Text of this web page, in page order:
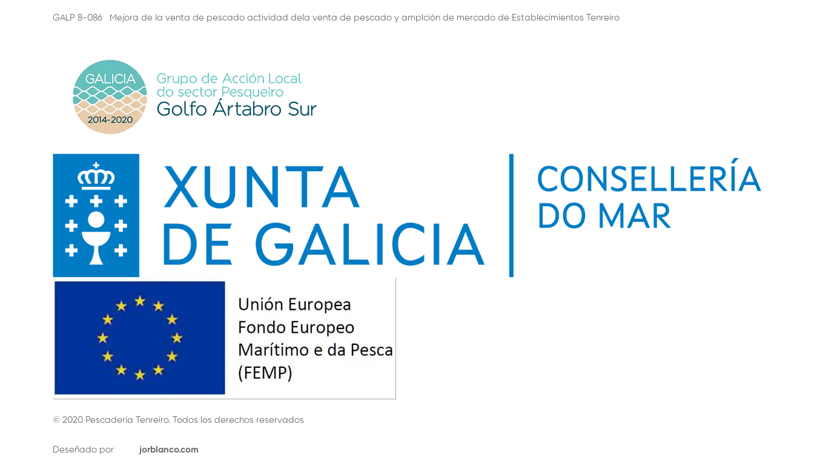
GALP 8-086 Mejora de la venta de pescado actividad dela venta de pescado y amplción de mercado de Establecimientos Tenreiro
© 2020 Pescadería Tenreiro. Todos los derechos reservados
Deseñado por jorblanco.com